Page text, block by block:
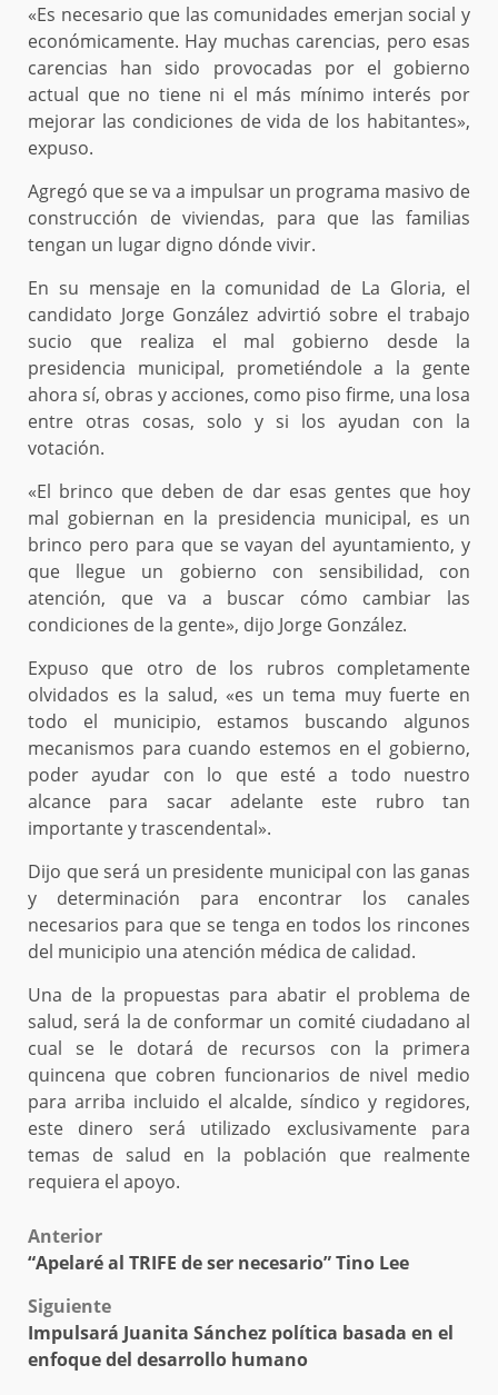
«Es necesario que las comunidades emerjan social y
económicamente. Hay muchas carencias, pero esas
carencias han sido provocadas por el gobierno
actual que no tiene ni el más mínimo interés por
mejorar las condiciones de vida de los habitantes»,
expuso.
Agregó que se va a impulsar un programa masivo de
construcción de viviendas, para que las familias
tengan un lugar digno dónde vivir.
En su mensaje en la comunidad de La Gloria, el
candidato Jorge González advirtió sobre el trabajo
sucio que realiza el mal gobierno desde la
presidencia municipal, prometiéndole a la gente
ahora sí, obras y acciones, como piso firme, una losa
entre otras cosas, solo y si los ayudan con la
votación.
«El brinco que deben de dar esas gentes que hoy
mal gobiernan en la presidencia municipal, es un
brinco pero para que se vayan del ayuntamiento, y
que llegue un gobierno con sensibilidad, con
atención, que va a buscar cómo cambiar las
condiciones de la gente», dijo Jorge González.
Expuso que otro de los rubros completamente
olvidados es la salud, «es un tema muy fuerte en
todo el municipio, estamos buscando algunos
mecanismos para cuando estemos en el gobierno,
poder ayudar con lo que esté a todo nuestro
alcance para sacar adelante este rubro tan
importante y trascendental».
Dijo que será un presidente municipal con las ganas
y determinación para encontrar los canales
necesarios para que se tenga en todos los rincones
del municipio una atención médica de calidad.
Una de la propuestas para abatir el problema de
salud, será la de conformar un comité ciudadano al
cual se le dotará de recursos con la primera
quincena que cobren funcionarios de nivel medio
para arriba incluido el alcalde, síndico y regidores,
este dinero será utilizado exclusivamente para
temas de salud en la población que realmente
requiera el apoyo.
Post
navigation
Anterior
“Apelaré al TRIFE de ser necesario” Tino Lee
Siguiente
Impulsará Juanita Sánchez política basada en el
enfoque del desarrollo humano